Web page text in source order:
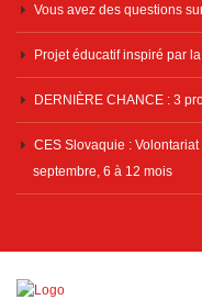
Vous avez des questions
Projet éducatif inspiré par
DERNIÈRE CHANCE : 3
CES Slovaquie :
septembre, 6 à 12 mois